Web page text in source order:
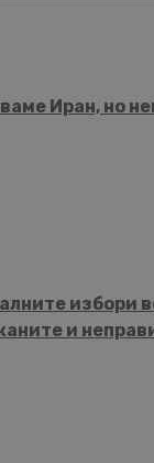
Иран, но
избори
и